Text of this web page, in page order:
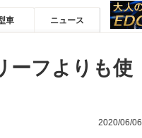
車 ニュース
ーフよりも使
2020/06/06